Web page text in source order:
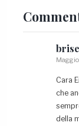
Cara
che
della